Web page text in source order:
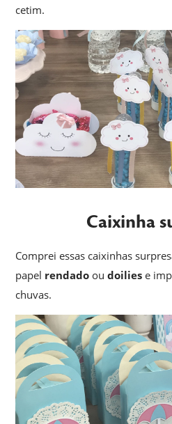
cetim.
Caixinha
Comprei essas caixinhas
papel rendado oudoiliese
chuvas.